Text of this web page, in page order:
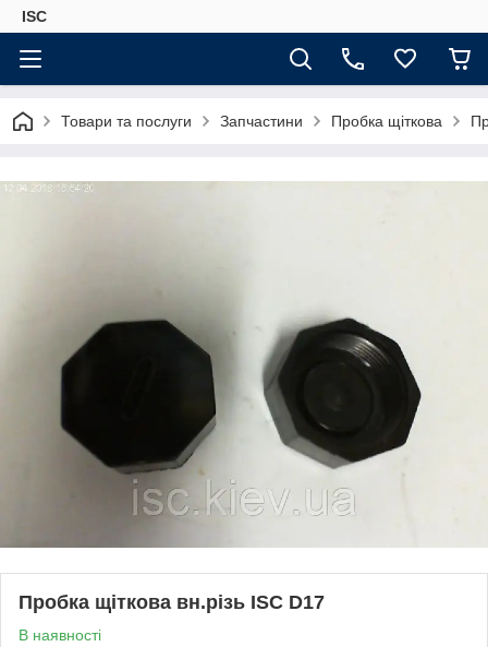
ISC
Товари та послуги Запчастини Пробка щіткова
Пробка щіткова вн.різь ISC D17
В наявності